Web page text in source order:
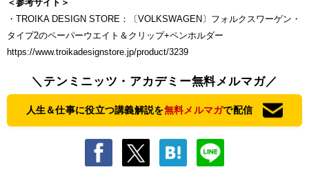
＜参考サイト＞
・TROIKA DESIGN STORE：〔VOLKSWAGEN〕フォルクスワーゲン・
タイプ2のペーパーウエイト＆クリップ+ペンホルダー
https://www.troikadesignstore.jp/product/3239
＼テンミニッツ・アカデミー無料メルマガ／
人生＆仕事に役立つ講義解説を無料メルマガで配信